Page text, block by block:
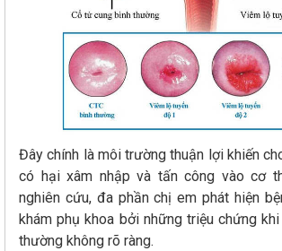
Đây chính là môi trường thuận lợi khiến
có hại xâm nhập và tấn công vào cơ
nghiên cứu, đa phần chị em phát hiện
khám phụ khoa bởi những triệu chứng
thường không rõ ràng.